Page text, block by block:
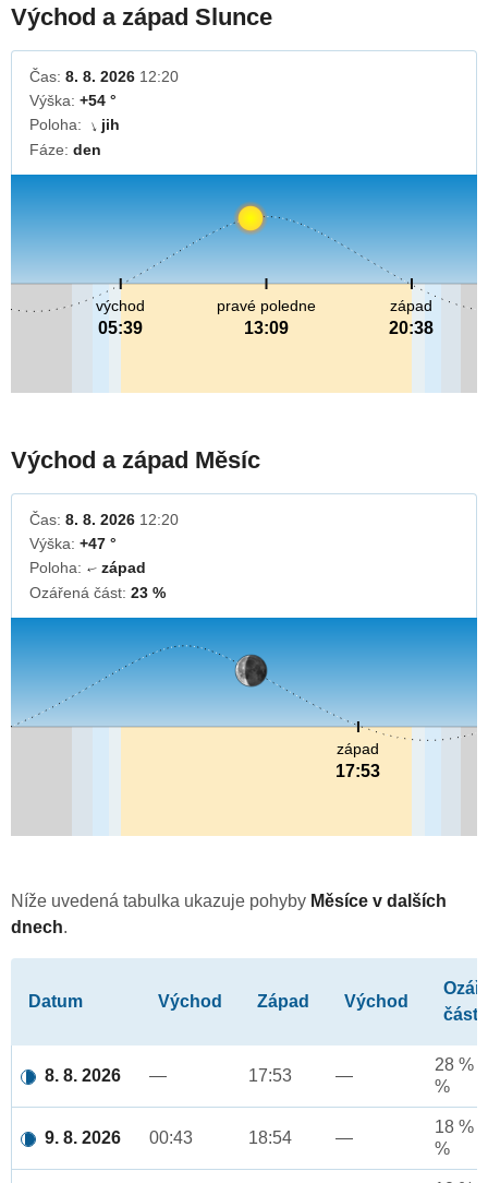
Východ a západ Slunce
Čas: 8. 8. 2026 12:20
Výška: +54 °
Poloha:
↓ jih
Fáze: den
pravé poledne
13:09
východ
05:39
západ
20:38
Východ a západ Měsíc
Čas: 8. 8. 2026 12:20
Výška: +47 °
Poloha: ↓západ
Ozářená část: 23 %
západ
17:53
Níže uvedená tabulka ukazuje pohyby Měsíce v dalších
dnech.
Datum Východ Západ Východ
část
8. 8. 2026 — 17:53 —
28 %
%
9. 8. 2026 00:43 18:54 —
18 %
%